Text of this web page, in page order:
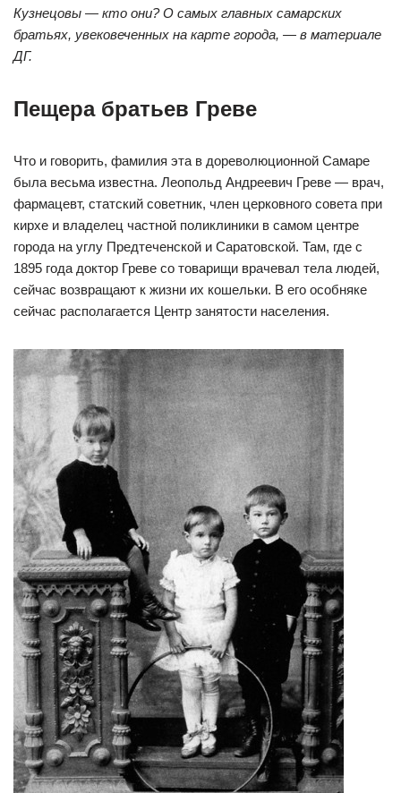
Кузнецовы — кто они? О самых главных самарских
братьях, увековеченных на карте города, — в материале
ДГ.
Пещера братьев Греве
Что и говорить, фамилия эта в дореволюционной Самаре
была весьма известна. Леопольд Андреевич Греве — врач,
фармацевт, статский советник, член церковного совета при
кирхе и владелец частной поликлиники в самом центре
города на углу Предтеченской и Саратовской. Там, где с
1895 года доктор Греве со товарищи врачевал тела людей,
сейчас возвращают к жизни их кошельки. В его особняке
сейчас располагается Центр занятости населения.